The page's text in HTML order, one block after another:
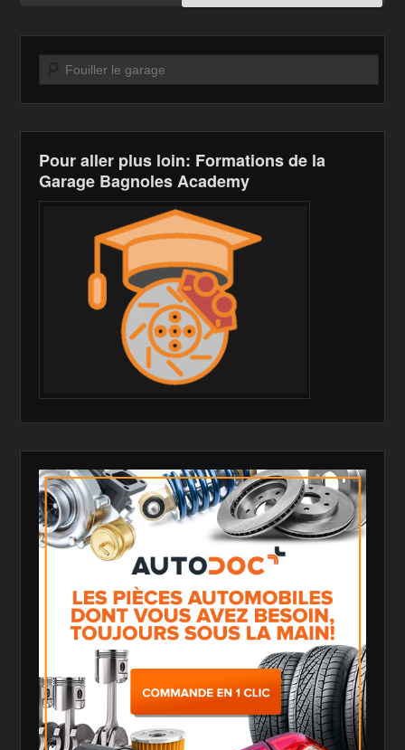
Recherche
Pour aller plus loin: Formations de la
Garage Bagnoles Academy